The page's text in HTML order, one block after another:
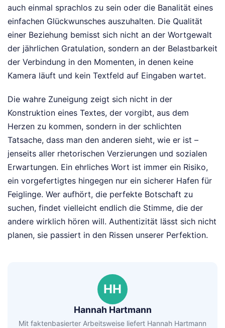
auch einmal sprachlos zu sein oder die Banalität eines
einfachen Glückwunsches auszuhalten. Die Qualität
einer Beziehung bemisst sich nicht an der Wortgewalt
der jährlichen Gratulation, sondern an der Belastbarkeit
der Verbindung in den Momenten, in denen keine
Kamera läuft und kein Textfeld auf Eingaben wartet.
Die wahre Zuneigung zeigt sich nicht in der
Konstruktion eines Textes, der vorgibt, aus dem
Herzen zu kommen, sondern in der schlichten
Tatsache, dass man den anderen sieht, wie er ist –
jenseits aller rhetorischen Verzierungen und sozialen
Erwartungen. Ein ehrliches Wort ist immer ein Risiko,
ein vorgefertigtes hingegen nur ein sicherer Hafen für
Feiglinge. Wer aufhört, die perfekte Botschaft zu
suchen, findet vielleicht endlich die Stimme, die der
andere wirklich hören will. Authentizität lässt sich nicht
planen, sie passiert in den Rissen unserer Perfektion.
HH
Hannah Hartmann
Mit faktenbasierter Arbeitsweise liefert Hannah Hartmann